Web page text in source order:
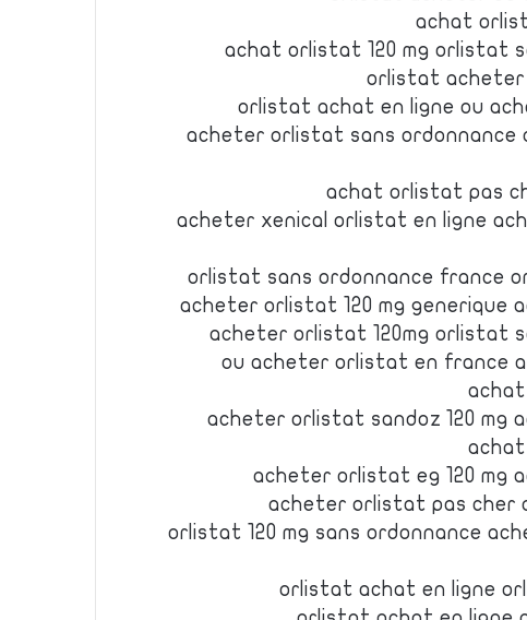
achat
achat orlistat 120 mg orlistat
orlistat acheter
orlistat achat en ligne ou
acheter orlistat sans ordonnance
achat orlistat pas
acheter xenical orlistat en ligne
orlistat sans ordonnance france
acheter orlistat 120 mg generique
acheter orlistat 120mg orlistat
ou acheter orlistat en france
acheter orlistat sandoz 120 mg
acheter orlistat eg 120 mg
acheter orlistat pas cher
orlistat 120 mg sans ordonnance
orlistat achat en ligne